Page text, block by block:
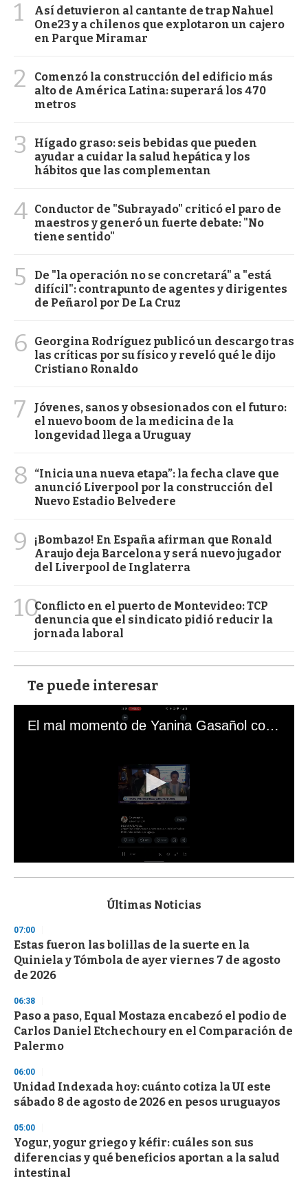
1
Así detuvieron al cantante de trap Nahuel
One23 y a chilenos que explotaron un cajero
en Parque Miramar
2
Comenzó la construcción del edificio más
alto de América Latina: superará los 470
metros
3
Hígado graso: seis bebidas que pueden
ayudar a cuidar la salud hepática y los
hábitos que las complementan
4 Conductor de "Subrayado" criticó el paro de
maestros y generó un fuerte debate: "No
tiene sentido"
5
De "la operación no se concretará" a "está
difícil": contrapunto de agentes y dirigentes
de Peñarol por De La Cruz
6
Georgina Rodríguez publicó un descargo tras
las críticas por su físico y reveló qué le dijo
Cristiano Ronaldo
7
Jóvenes, sanos y obsesionados con el futuro:
el nuevo boom de la medicina de la
longevidad llega a Uruguay
8
“Inicia una nueva etapa”: la fecha clave que
anunció Liverpool por la construcción del
Nuevo Estadio Belvedere
9
¡Bombazo! En España afirman que Ronald
Araujo deja Barcelona y será nuevo jugador
del Liverpool de Inglaterra
10Conflicto en el puerto de Montevideo: TCP
denuncia que el sindicato pidió reducir la
jornada laboral
Te puede interesar
El mal momento de Yanina Gasañol con un hincha argentino en "Subrayado"
s
d
s
o
f
3
s
e
c
o
n
Últimas Noticias
07:00
Estas fueron las bolillas de la suerte en la
Quiniela y Tómbola de ayer viernes 7 de agosto
de 2026
06:38
Paso a paso, Equal Mostaza encabezó el podio de
Carlos Daniel Etchechoury en el Comparación de
Palermo
06:00
Unidad Indexada hoy: cuánto cotiza la UI este
sábado 8 de agosto de 2026 en pesos uruguayos
05:00
Yogur, yogur griego y kéfir: cuáles son sus
diferencias y qué beneficios aportan a la salud
intestinal